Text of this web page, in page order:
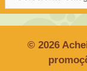
por
© 2026